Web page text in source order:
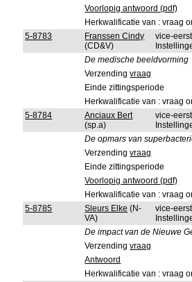
Voorlopig antwoord (pdf)
Herkwalificatie van : vraag
5-8783
Franssen Cindy
(CD&V)
vice-
De medische beeldvorming
Verzendingvraag
Einde zittingsperiode
Herkwalificatie van : vraag
5-8784
Anciaux Bert
(sp.a)
vice-
De opmars van
Verzendingvraag
Einde zittingsperiode
Voorlopig antwoord (pdf)
Herkwalificatie van : vraag
5-8785
Sleurs Elke (N-
VA)
vice-
De impact van de Nieuwe
Verzendingvraag
Antwoord
Herkwalificatie van : vraag